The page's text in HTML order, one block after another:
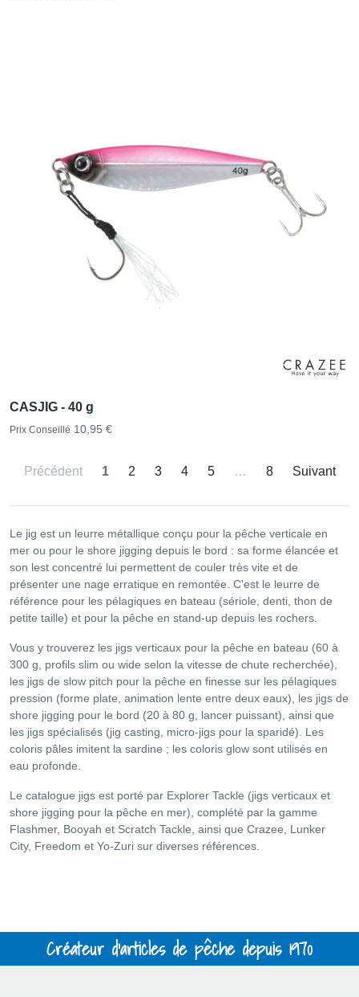
CASJIG - 40 g
Prix Conseillé 10,95 €
Précédent 1 2 3 4 5 … 8 Suivant
Le jig est un leurre métallique conçu pour la pêche verticale en
mer ou pour le shore jigging depuis le bord : sa forme élancée et
son lest concentré lui permettent de couler très vite et de
présenter une nage erratique en remontée. C'est le leurre de
référence pour les pélagiques en bateau (sériole, denti, thon de
petite taille) et pour la pêche en stand-up depuis les rochers.
Vous y trouverez les jigs verticaux pour la pêche en bateau (60 à
300 g, profils slim ou wide selon la vitesse de chute recherchée),
les jigs de slow pitch pour la pêche en finesse sur les pélagiques
pression (forme plate, animation lente entre deux eaux), les jigs de
shore jigging pour le bord (20 à 80 g, lancer puissant), ainsi que
les jigs spécialisés (jig casting, micro-jigs pour la sparidé). Les
coloris pâles imitent la sardine ; les coloris glow sont utilisés en
eau profonde.
Le catalogue jigs est porté par Explorer Tackle (jigs verticaux et
shore jigging pour la pêche en mer), complété par la gamme
Flashmer, Booyah et Scratch Tackle, ainsi que Crazee, Lunker
City, Freedom et Yo-Zuri sur diverses références.
Créateur d'articles de pêche depuis 1970